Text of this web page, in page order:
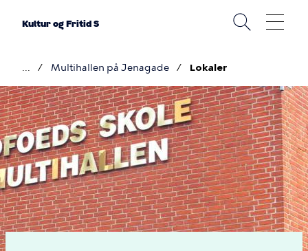
Kultur og Fritid S
Brødkrumme
Multihallen på Jenagade Lokaler
Lokaler
i
Multihallen
Jenagade